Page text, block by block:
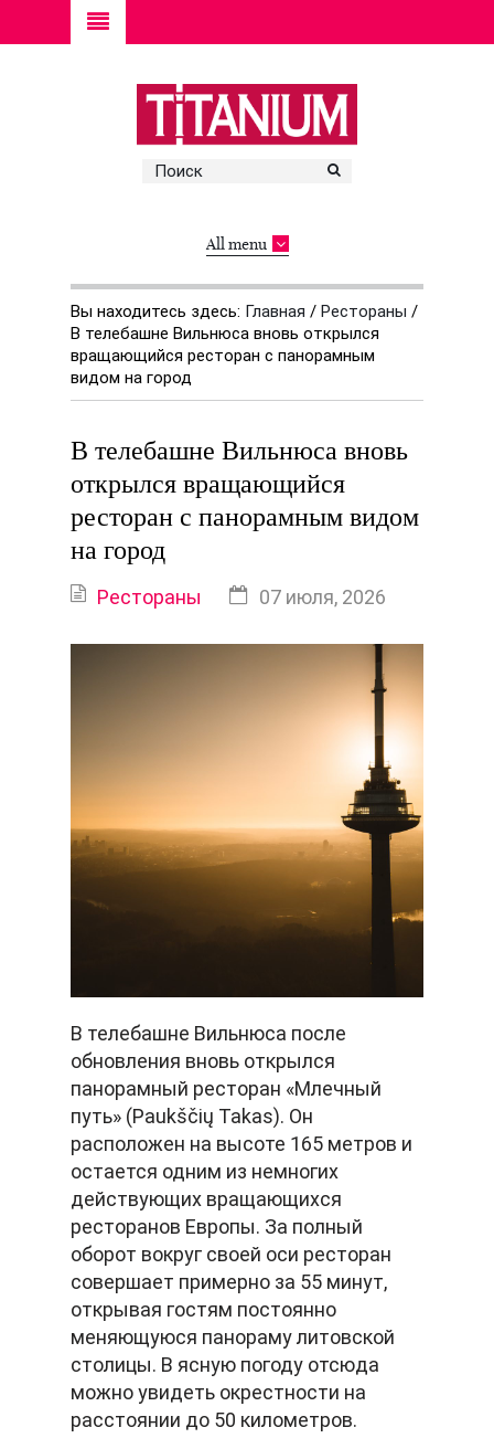
All menu
Вы находитесь здесь: Главная / Рестораны /
В телебашне Вильнюса вновь открылся
вращающийся ресторан с панорамным
видом на город
В телебашне Вильнюса вновь
открылся вращающийся
ресторан с панорамным видом
на город
Рестораны 07 июля, 2026
В телебашне Вильнюса после
обновления вновь открылся
панорамный ресторан «Млечный
путь» (Paukščių Takas). Он
расположен на высоте 165 метров и
остается одним из немногих
действующих вращающихся
ресторанов Европы. За полный
оборот вокруг своей оси ресторан
совершает примерно за 55 минут,
открывая гостям постоянно
меняющуюся панораму литовской
столицы. В ясную погоду отсюда
можно увидеть окрестности на
расстоянии до 50 километров.